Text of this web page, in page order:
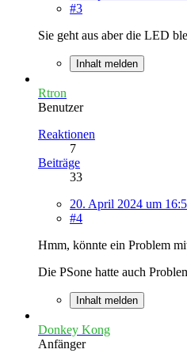
#3
Sie geht aus aber die LED
Inhalt melden
Rtron
Benutzer
Reaktionen
7
Beiträge
33
20. April 2024 um
#4
Hmm, könnte ein Problem
Die PSone hatte auch
Inhalt melden
Donkey Kong
Anfänger